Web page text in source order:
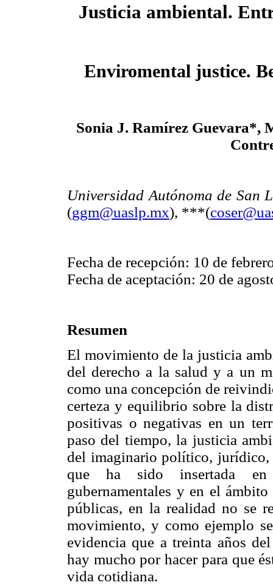
Justicia ambiental.
Enviromental justice.
Sonia J. Ramírez Guevara*,
Universidad Autónoma de San
(ggm@uaslp.mx), ***(
Fecha de recepción: 10 de
Fecha de aceptación: 20 de
Resumen
El movimiento de la justicia
del derecho a la salud y a un
como una concepción de
certeza y equilibrio sobre la
positivas o negativas en un
paso del tiempo, la justicia
del imaginario político, jurídico,
que ha sido insertada en
gubernamentales y en el
públicas, en la realidad no se
movimiento, y como ejemplo
evidencia que a treinta años
hay mucho por hacer para que
vida cotidiana.